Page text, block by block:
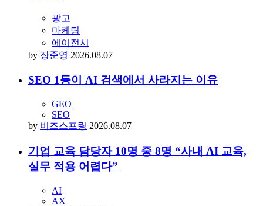
광고
마케팅
에이전시
by 장준영 2026.08.07
SEO 1등이 AI 검색에서 사라지는 이유
GEO
SEO
by 비즈스프링 2026.08.07
기업 교육 담당자 10명 중 8명 “사내 AI 교육,
실무 적용 어렵다”
AI
AX